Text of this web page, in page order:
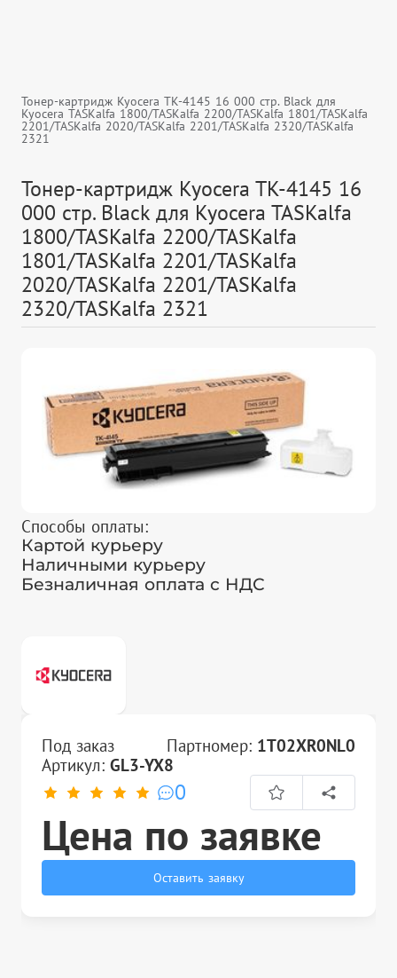
Тонер-картридж Kyocera TK-4145 16 000 стр. Black для
Kyocera TASKalfa 1800/TASKalfa 2200/TASKalfa 1801/TASKalfa
2201/TASKalfa 2020/TASKalfa 2201/TASKalfa 2320/TASKalfa
2321
Тонер-картридж Kyocera TK-4145 16
000 стр. Black для Kyocera TASKalfa
1800/TASKalfa 2200/TASKalfa
1801/TASKalfa 2201/TASKalfa
2020/TASKalfa 2201/TASKalfa
2320/TASKalfa 2321
Способы оплаты:
Картой курьеру
Наличными курьеру
Безналичная оплата с НДС
Под заказ Партномер: 1T02XR0NL0
Артикул:GL3-YX8
0
Цена по заявке
Оставить заявку